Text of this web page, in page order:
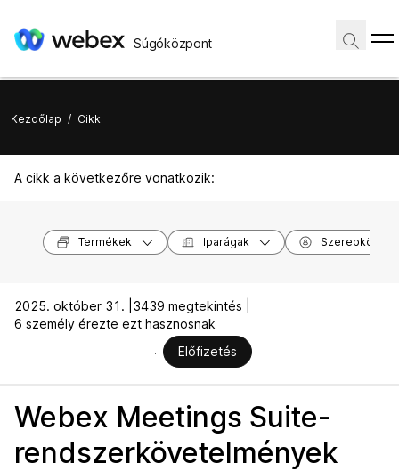
Súgóközpont
Kezdőlap / Cikk
A cikk a következőre vonatkozik:
Termékek Iparágak Szerepkörök
2025. október 31. | 3439 megtekintés |
6 személy érezte ezt hasznosnak
Előfizetés
Webex Meetings Suite-
rendszerkövetelmények